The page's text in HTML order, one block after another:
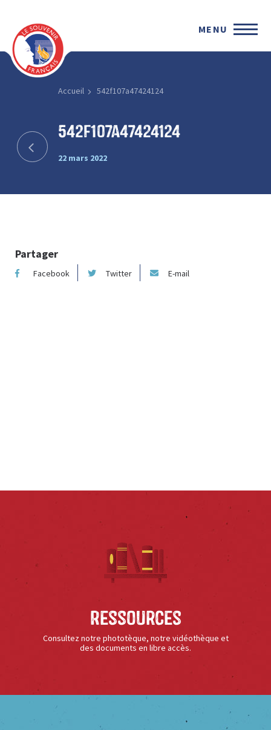
MENU
Accueil 542f107a47424124
542f107a47424124
22 mars 2022
Partager
Facebook Twitter E-mail
Ressources
Consultez notre phototèque, notre vidéothèque et
des documents en libre accès.